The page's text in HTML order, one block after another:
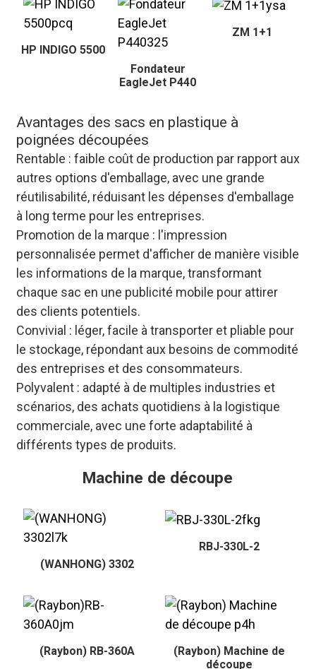
HP INDIGO 5500
Fondateur
EagleJet P440
ZM 1+1
Avantages des sacs en plastique à
poignées découpées
Rentable : faible coût de production par rapport aux
autres options d'emballage, avec une grande
réutilisabilité, réduisant les dépenses d'emballage
à long terme pour les entreprises.
Promotion de la marque : l'impression
personnalisée permet d'afficher de manière visible
les informations de la marque, transformant
chaque sac en une publicité mobile pour attirer
des clients potentiels.
Convivial : léger, facile à transporter et pliable pour
le stockage, répondant aux besoins de commodité
des entreprises et des consommateurs.
Polyvalent : adapté à de multiples industries et
scénarios, des achats quotidiens à la logistique
commerciale, avec une forte adaptabilité à
différents types de produits.
Machine de découpe
(WANHONG) 3302
RBJ-330L-2
(Raybon) RB-360A
(Raybon) Machine de
découpe